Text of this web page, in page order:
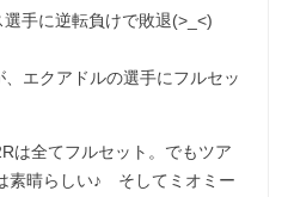
手に逆転負けで敗退(>_<)
エクアドルの選手にフルセッ
は全てフルセット。でもツア
素晴らしい♪ そしてミオミー